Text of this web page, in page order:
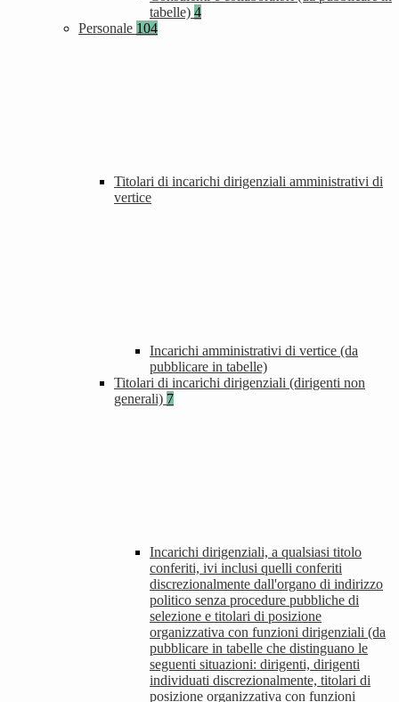
tabelle) 4
Personale 104
Titolari di incarichi dirigenziali amministrativi di
vertice
Incarichi amministrativi di vertice (da
pubblicare in tabelle)
Titolari di incarichi dirigenziali (dirigenti non
generali) 7
Incarichi dirigenziali, a qualsiasi titolo
conferiti, ivi inclusi quelli conferiti
discrezionalmente dall'organo di indirizzo
politico senza procedure pubbliche di
selezione e titolari di posizione
organizzativa con funzioni dirigenziali (da
pubblicare in tabelle che distinguano le
seguenti situazioni: dirigenti, dirigenti
individuati discrezionalmente, titolari di
posizione organizzativa con funzioni